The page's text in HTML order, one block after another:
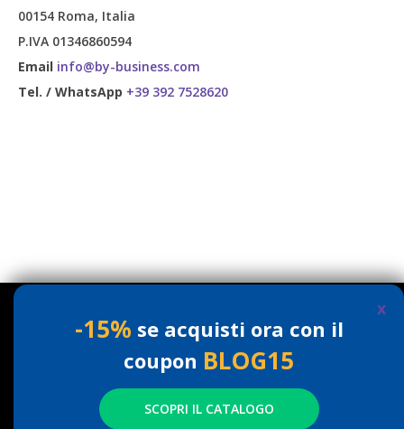
-15% se acquisti ora con il
coupon BLOG15
SCOPRI IL CATALOGO
x
00154 Roma, Italia
P.IVA 01346860594
Email info@by-business.com
Tel. / WhatsApp +39 392 7528620
Questo sito o gli strumenti terzi da questo utilizzati si
avvalgono di cookie necessari al funzionamento ed utili
alle finalità illustrate nella cookie policy. Chiudendo
questo banner, scorrendo questa pagina, cliccando su
un link o proseguendo la navigazione in altra maniera,